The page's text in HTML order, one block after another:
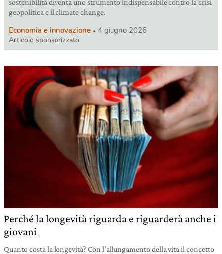
sostenibilità diventa uno strumento indispensabile contro la crisi
geopolitica e il climate change.
Economia e innovazione 4 giugno 2026
Articolo sponsorizzato
Perché la longevità riguarda e riguarderà anche i
giovani
Quanto costa la longevità? Con l’allungamento della vita il concetto